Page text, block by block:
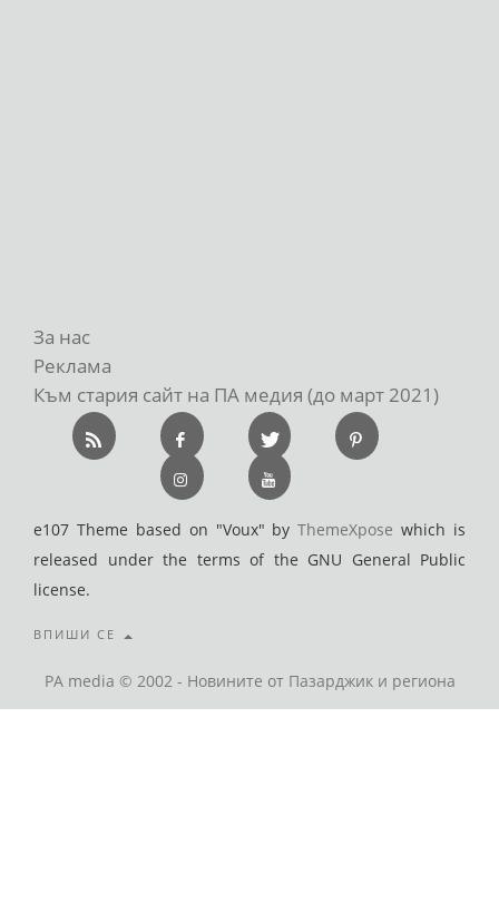
За нас
Реклама
Към стария сайт на ПА медия (до март 2021)
e107 Theme based on "Voux" byThemeXpose which is
released under the terms of the GNU General Public
license.
ВПИШИ СЕ
PA media © 2002 - Новините от Пазарджик и региона